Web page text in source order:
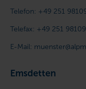
Telefon: +49 251
Telefax: +49 251
E-Mail:
Emsdetten